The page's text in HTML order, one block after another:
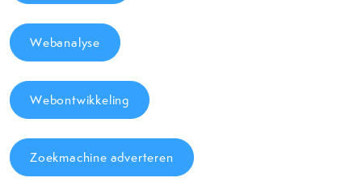
Webanalyse
Webontwikkeling
Zoekmachine adverteren